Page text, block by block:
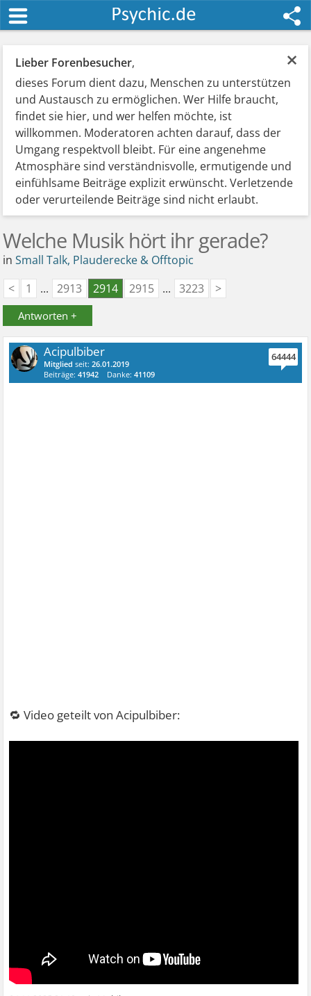
×
Lieber Forenbesucher,
dieses Forum dient dazu, Menschen zu unterstützen
und Austausch zu ermöglichen. Wer Hilfe braucht,
findet sie hier, und wer helfen möchte, ist
willkommen. Moderatoren achten darauf, dass der
Umgang respektvoll bleibt. Für eine angenehme
Atmosphäre sind verständnisvolle, ermutigende und
einfühlsame Beiträge explizit erwünscht. Verletzende
oder verurteilende Beiträge sind nicht erlaubt.
Welche Musik hört ihr gerade?
inSmall Talk, Plauderecke & Offtopic
<
1 ... 2913 2914 2915 ... 3223 >
Antworten +
Acipulbiber
Mitglied seit:26.01.2019
Beiträge:41942 Danke:41109
64444
🔁 Video geteilt von Acipulbiber: